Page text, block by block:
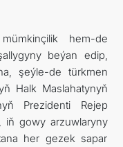
GÜNLERI
hem-de
beýan edip,
şeýle-de türkmen
Halk Maslahatynyň
Prezidenti Rejep
iň gowy arzuwlaryny
her gezek sapar